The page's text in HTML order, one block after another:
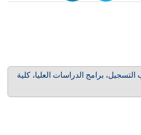
التسجيل، برامج الدراسات العليا، كلية